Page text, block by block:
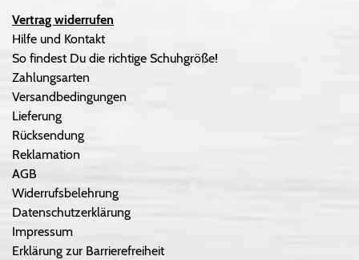
Vertrag widerrufen
Hilfe und Kontakt
So findest Du die richtige Schuhgröße!
Zahlungsarten
Versandbedingungen
Lieferung
Rücksendung
Reklamation
AGB
Widerrufsbelehrung
Datenschutzerklärung
Impressum
Erklärung zur Barrierefreiheit